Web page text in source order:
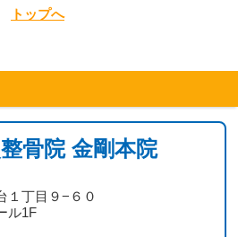
トップへ
骨院 金剛本院
１丁目９−６０
ル1F